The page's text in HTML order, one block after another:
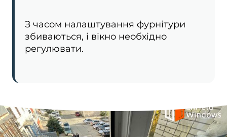
З часом налаштування фурнітури
збиваються, і вікно необхідно
регулювати.